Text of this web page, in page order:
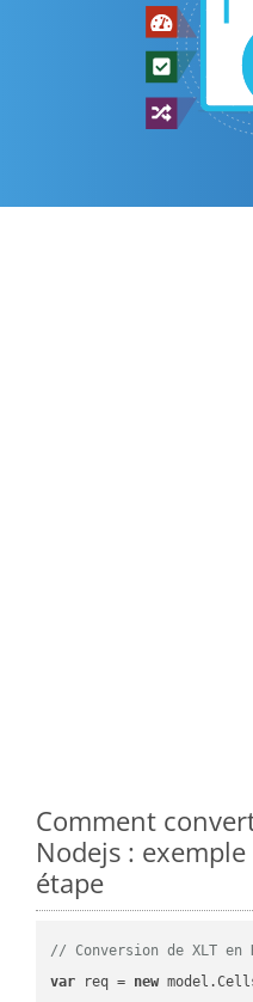
Comment
Nodejs :
étape
// Conversion de XLT en
var req = new